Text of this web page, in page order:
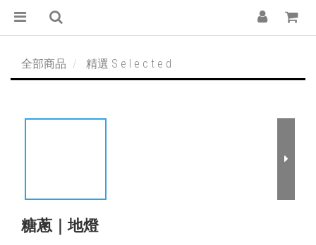
全部商品 精選 S e l e c t e d
糖蔥｜地燈